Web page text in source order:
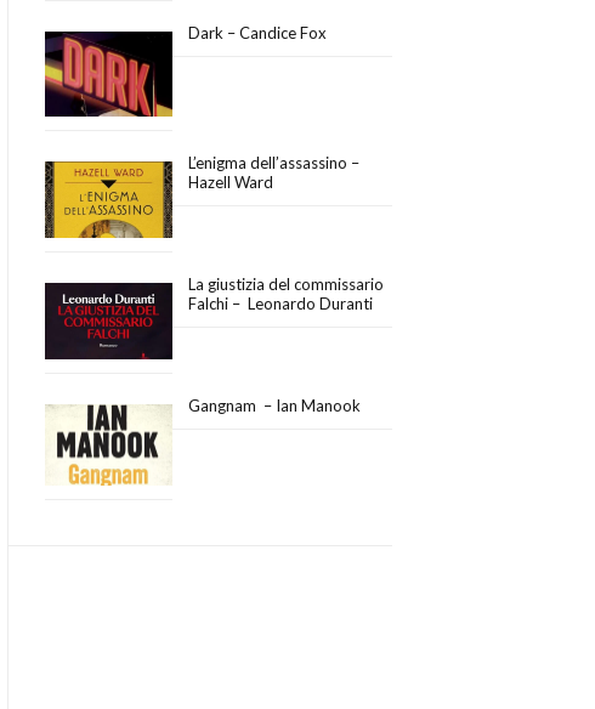
Dark – Candice Fox
L’enigma dell’assassino –
Hazell Ward
La giustizia del commissario
Falchi – Leonardo Duranti
Gangnam – Ian Manook